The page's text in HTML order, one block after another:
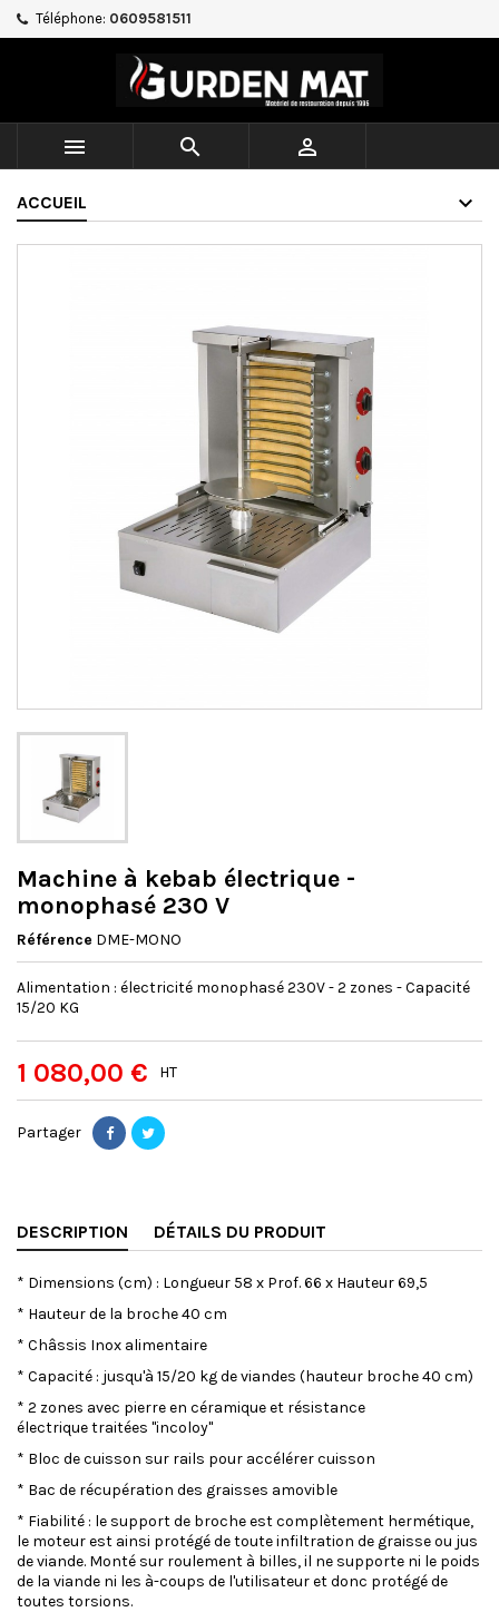
Téléphone: 0609581511
  
ACCUEIL
Machine à kebab électrique -
monophasé 230 V
Référence DME-MONO
Alimentation : électricité monophasé 230V - 2 zones - Capacité
15/20 KG
1 080,00 € HT
Partager
DESCRIPTION DÉTAILS DU PRODUIT
* Dimensions (cm) : Longueur 58 x Prof. 66 x Hauteur 69,5
* Hauteur de la broche 40 cm
* Châssis Inox alimentaire
* Capacité : jusqu'à 15/20 kg de viandes (hauteur broche 40 cm)
* 2 zones avec pierre en céramique et résistance
électrique traitées "incoloy"
* Bloc de cuisson sur rails pour accélérer cuisson
* Bac de récupération des graisses amovible
* Fiabilité : le support de broche est complètement hermétique,
le moteur est ainsi protégé de toute infiltration de graisse ou jus
de viande. Monté sur roulement à billes, il ne supporte ni le poids
de la viande ni les à-coups de l'utilisateur et donc protégé de
toutes torsions.